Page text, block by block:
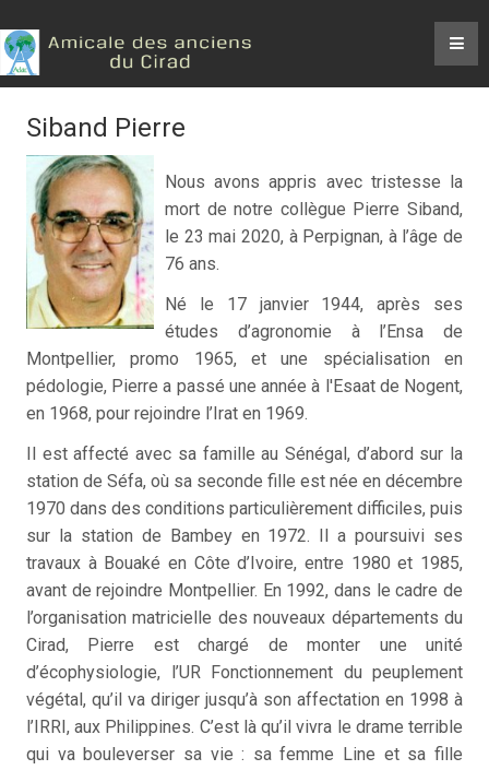
Siband Pierre
Nous avons appris avec tristesse la
mort de notre collègue Pierre Siband,
le 23 mai 2020, à Perpignan, à l’âge de
76 ans.
Né le 17 janvier 1944, après ses
études d’agronomie à l’Ensa de
Montpellier, promo 1965, et une spécialisation en
pédologie, Pierre a passé une année à l'Esaat de Nogent,
en 1968, pour rejoindre l’Irat en 1969.
Il est affecté avec sa famille au Sénégal, d’abord sur la
station de Séfa, où sa seconde fille est née en décembre
1970 dans des conditions particulièrement difficiles, puis
sur la station de Bambey en 1972. Il a poursuivi ses
travaux à Bouaké en Côte d’Ivoire, entre 1980 et 1985,
avant de rejoindre Montpellier. En 1992, dans le cadre de
l’organisation matricielle des nouveaux départements du
Cirad, Pierre est chargé de monter une unité
d’écophysiologie, l’UR Fonctionnement du peuplement
végétal, qu’il va diriger jusqu’à son affectation en 1998 à
l’IRRI, aux Philippines. C’est là qu’il vivra le drame terrible
qui va bouleverser sa vie : sa femme Line et sa fille